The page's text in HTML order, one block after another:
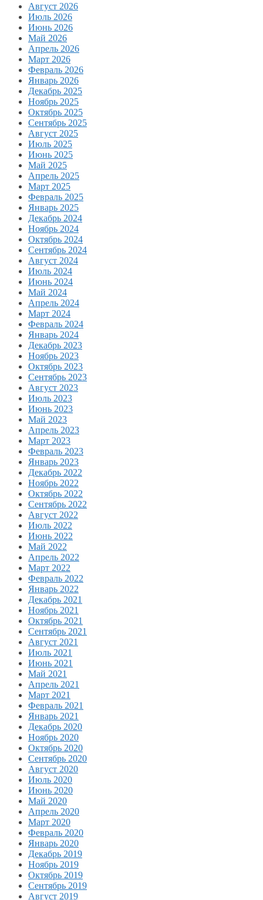
Август 2026
Июль 2026
Июнь 2026
Май 2026
Апрель 2026
Март 2026
Февраль 2026
Январь 2026
Декабрь 2025
Ноябрь 2025
Октябрь 2025
Сентябрь 2025
Август 2025
Июль 2025
Июнь 2025
Май 2025
Апрель 2025
Март 2025
Февраль 2025
Январь 2025
Декабрь 2024
Ноябрь 2024
Октябрь 2024
Сентябрь 2024
Август 2024
Июль 2024
Июнь 2024
Май 2024
Апрель 2024
Март 2024
Февраль 2024
Январь 2024
Декабрь 2023
Ноябрь 2023
Октябрь 2023
Сентябрь 2023
Август 2023
Июль 2023
Июнь 2023
Май 2023
Апрель 2023
Март 2023
Февраль 2023
Январь 2023
Декабрь 2022
Ноябрь 2022
Октябрь 2022
Сентябрь 2022
Август 2022
Июль 2022
Июнь 2022
Май 2022
Апрель 2022
Март 2022
Февраль 2022
Январь 2022
Декабрь 2021
Ноябрь 2021
Октябрь 2021
Сентябрь 2021
Август 2021
Июль 2021
Июнь 2021
Май 2021
Апрель 2021
Март 2021
Февраль 2021
Январь 2021
Декабрь 2020
Ноябрь 2020
Октябрь 2020
Сентябрь 2020
Август 2020
Июль 2020
Июнь 2020
Май 2020
Апрель 2020
Март 2020
Февраль 2020
Январь 2020
Декабрь 2019
Ноябрь 2019
Октябрь 2019
Сентябрь 2019
Август 2019